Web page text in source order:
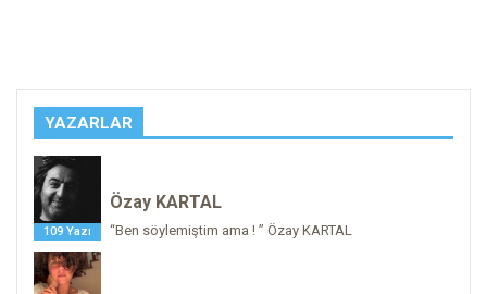
YAZARLAR
109 Yazı
Özay KARTAL
“Ben söylemiştim ama ! ” Özay KARTAL